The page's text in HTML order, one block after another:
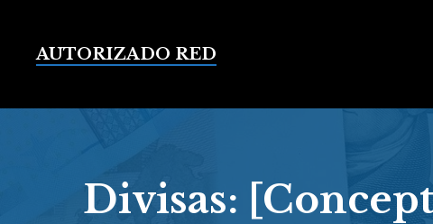
contenido
AUTORIZADO RED
Divisas: